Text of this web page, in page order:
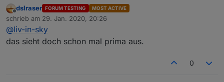
die daten kommen von hier:
https://forum.iobroker.net/topic/29506/test-adapter-
openligadb-v0-0-x
wie versprochen - hier mal eine erster entwurf - für
iqontroloder auchvisüber standard html-widget
Offline
dslraser FORUM TESTING MOST ACTIVE
schrieb am 29. Jan. 2020, 20:26
zuletzt editiert von
@liv-in-sky
das sieht doch schon mal prima aus.
0